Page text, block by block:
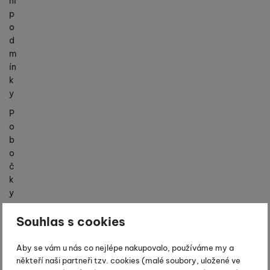
Souhlas s cookies
Aby se vám u nás co nejlépe nakupovalo, používáme my a
někteří naši partneři tzv. cookies (malé soubory, uložené ve
p
o
d
m
ín
k
y
P
o
b
o
č
k
y